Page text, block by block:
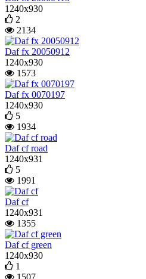
1240x930
2
2134
Daf fx 20050912
1240x930
1573
Daf fx 0070197
1240x930
5
1934
Daf cf road
1240x931
5
1991
Daf cf
1240x931
1355
Daf cf green
1240x930
1
1507